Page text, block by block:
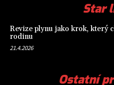
Star
Revize plynu jako krok, který
rodinu
21.4.2026
Ostatní